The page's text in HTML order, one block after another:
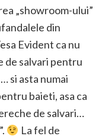
„showroom-ului”
din
Evident ca nu
de salvari pentru
… si asta numai
baieti, asa ca
de salvari…
La fel de